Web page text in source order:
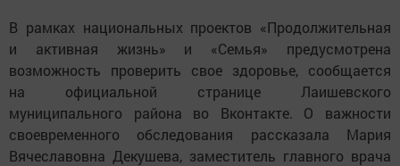
В рамках национальных проектов «Продолжительная
и активная жизнь» и «Семья» предусмотрена
возможность проверить свое здоровье, сообщается
на официальной странице Лаишевского
муниципального района во Вконтакте. О важности
своевременного обследования рассказала Мария
Вячеславовна Декушева, заместитель главного врача